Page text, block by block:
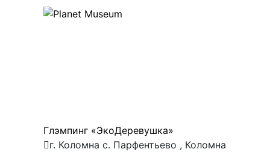
Глэмпинг «ЭкоДеревушка»
г. Коломна с. Парфентьево , Коломна